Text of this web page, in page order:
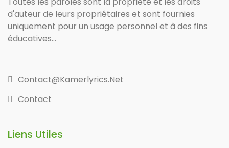
d'auteur de leurs propriétaires et sont fournies
uniquement pour un usage personnel et à des fins
éducatives...
Contact@kamerlyrics.net
Contact
Liens Utiles